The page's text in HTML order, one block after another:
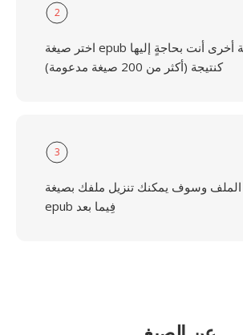
2
اختر صيغة epub أو أية صيغة أخرى أنت بحاجةٍ إليها
كنتيجة (أكثر من 200 صيغة مدعومة)
3
الملف وسوف يمكنك تنزيل ملفك بصيغة
epub فِيما بعد